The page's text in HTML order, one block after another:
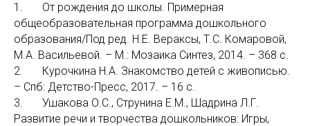
1. От рождения до школы. Примерная
общеобразовательная программа дошкольного
образования/Под ред. Н.Е. Вераксы, Т.С. Комаровой,
М.А. Васильевой. – М.: Мозаика Синтез, 2014. – 368 с.
2. Курочкина Н.А. Знакомство детей с живописью.
– Спб: Детство-Пресс, 2017. – 16 с.
3. Ушакова О.С., Струнина Е.М., Шадрина Л.Г.
Развитие речи и творчества дошкольников: Игры,